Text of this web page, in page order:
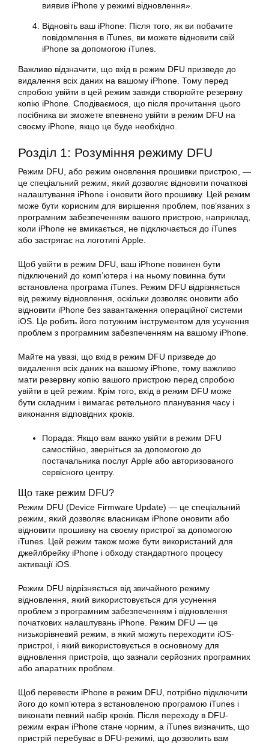
виявив iPhone у режимі відновлення».
Відновіть ваш iPhone: Після того, як ви побачите
повідомлення в iTunes, ви можете відновити свій
iPhone за допомогою iTunes.
Важливо відзначити, що вхід в режим DFU призведе до
видалення всіх даних на вашому iPhone. Тому перед
спробою увійти в цей режим завжди створюйте резервну
копію iPhone. Сподіваємося, що після прочитання цього
посібника ви зможете впевнено увійти в режим DFU на
своєму iPhone, якщо це буде необхідно.
Розділ 1: Розуміння режиму DFU
Режим DFU, або режим оновлення прошивки пристрою, —
це спеціальний режим, який дозволяє відновити початкові
налаштування iPhone і оновити його прошивку. Цей режим
може бути корисним для вирішення проблем, пов’язаних з
програмним забезпеченням вашого пристрою, наприклад,
коли iPhone не вмикається, не підключається до iTunes
або застрягає на логотипі Apple.
Щоб увійти в режим DFU, ваш iPhone повинен бути
підключений до комп’ютера і на ньому повинна бути
встановлена програма iTunes. Режим DFU відрізняється
від режиму відновлення, оскільки дозволяє оновити або
відновити iPhone без завантаження операційної системи
iOS. Це робить його потужним інструментом для усунення
проблем з програмним забезпеченням на вашому iPhone.
Майте на увазі, що вхід в режим DFU призведе до
видалення всіх даних на вашому iPhone, тому важливо
мати резервну копію вашого пристрою перед спробою
увійти в цей режим. Крім того, вхід в режим DFU може
бути складним і вимагає ретельного планування часу і
виконання відповідних кроків.
Порада: Якщо вам важко увійти в режим DFU
самостійно, зверніться за допомогою до
постачальника послуг Apple або авторизованого
сервісного центру.
Що таке режим DFU?
Режим DFU (Device Firmware Update) — це спеціальний
режим, який дозволяє власникам iPhone оновити або
відновити прошивку на своєму пристрої за допомогою
iTunes. Цей режим також може бути використаний для
джейлбрейку iPhone і обходу стандартного процесу
активації iOS.
Режим DFU відрізняється від звичайного режиму
відновлення, який використовується для усунення
проблем з програмним забезпеченням і відновлення
початкових налаштувань iPhone. Режим DFU — це
низькорівневий режим, в який можуть переходити iOS-
пристрої, і який використовується в основному для
відновлення пристроїв, що зазнали серйозних програмних
або апаратних проблем.
Щоб перевести iPhone в режим DFU, потрібно підключити
його до комп’ютера з встановленою програмою iTunes і
виконати певний набір кроків. Після переходу в DFU-
режим екран iPhone стане чорним, а iTunes визначить, що
пристрій перебуває в DFU-режимі, що дозволить вам